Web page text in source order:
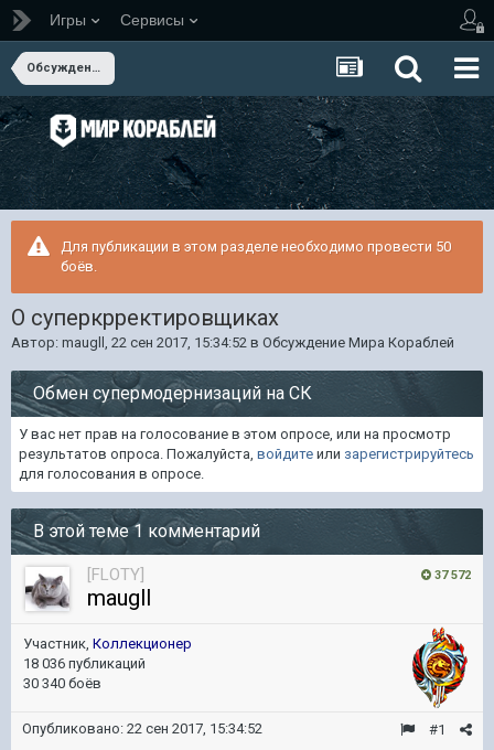
Игры Сервисы
Обсуждение Мира Кораблей
Для публикации в этом разделе необходимо провести 50
боёв.
О суперкрректировщиках
Автор: maugll , 22 сен 2017, 15:34:52 в Обсуждение Мира Кораблей
Обмен супермодернизаций на СК
У вас нет прав на голосование в этом опросе, или на просмотр
результатов опроса. Пожалуйста, войдите или зарегистрируйтесь
для голосования в опросе.
В этой теме 1 комментарий
37 572
[FLOTY]
maugll
Участник, Коллекционер
18 036 публикаций
30 340 боёв
#1
Опубликовано: 22 сен 2017, 15:34:52